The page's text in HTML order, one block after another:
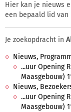
Hier kan je nieuws
een bepaald lid van
Je zoekopdracht in
Nieuws,
...uur Opening
Maasgebouw)
Nieuws,
...uur Opening
Maasgebouw)